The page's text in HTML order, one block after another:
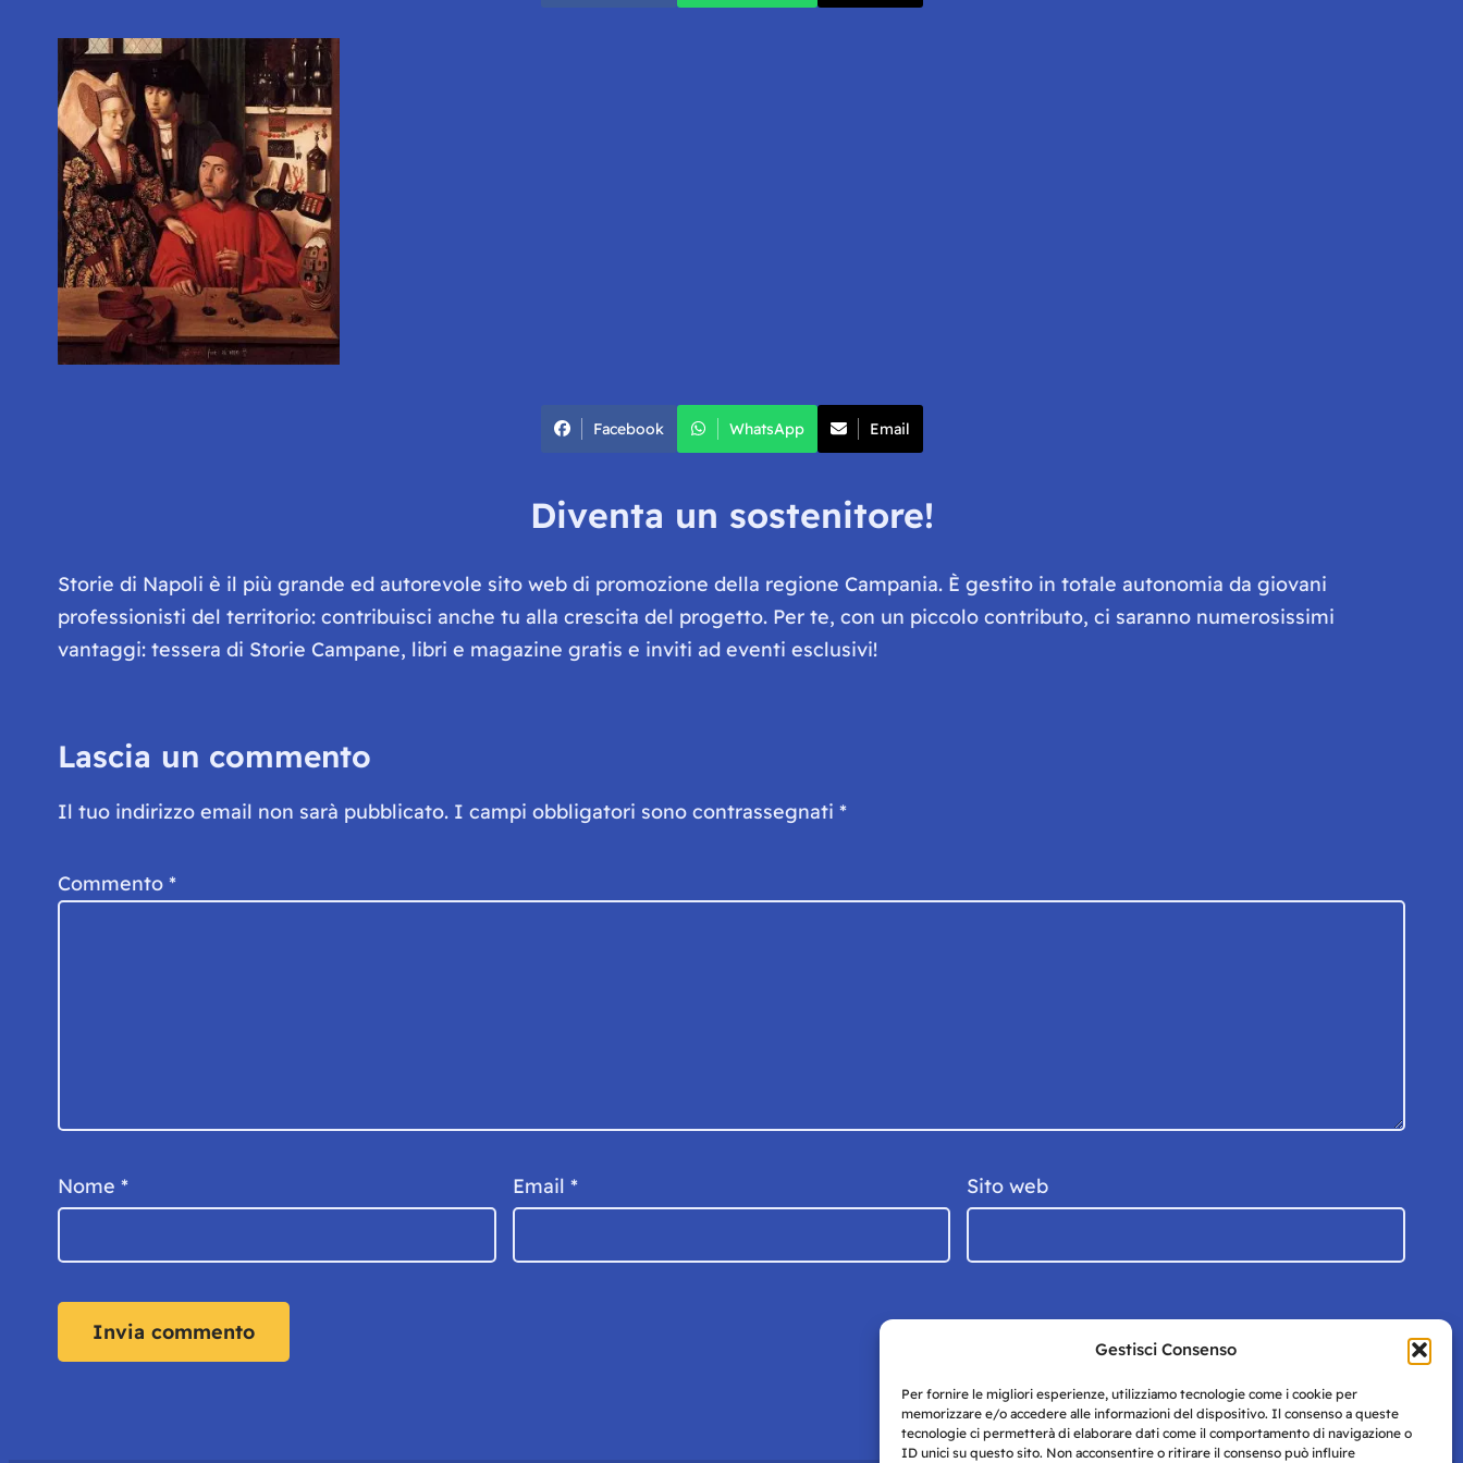
Gestisci Consenso
Per fornire le migliori esperienze, utilizziamo tecnologie come i cookie per
memorizzare e/o accedere alle informazioni del dispositivo. Il consenso a queste
tecnologie ci permetterà di elaborare dati come il comportamento di navigazione o
ID unici su questo sito. Non acconsentire o ritirare il consenso può influire
Facebook WhatsApp Email
Diventa un sostenitore!
Storie di Napoli è il più grande ed autorevole sito web di promozione della regione Campania. È gestito in totale autonomia da giovani
professionisti del territorio: contribuisci anche tu alla crescita del progetto. Per te, con un piccolo contributo, ci saranno numerosissimi
vantaggi: tessera di Storie Campane, libri e magazine gratis e inviti ad eventi esclusivi!
Lascia un commento
Il tuo indirizzo email non sarà pubblicato. I campi obbligatori sono contrassegnati *
Commento *
Nome * Email * Sito web